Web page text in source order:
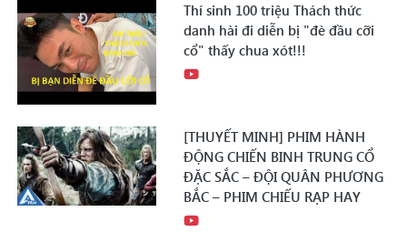
Thí sinh 100 triệu Thách thức
danh hài đi diễn bị "đè đầu cỡi
cổ" thấy chua xót!!!
[THUYẾT MINH] PHIM HÀNH
ĐỘNG CHIẾN BINH TRUNG CỔ
ĐẶC SẮC – ĐỘI QUÂN PHƯƠNG
BẮC – PHIM CHIẾU RẠP HAY